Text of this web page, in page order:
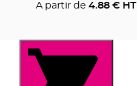
A partir de 4.88€ HT